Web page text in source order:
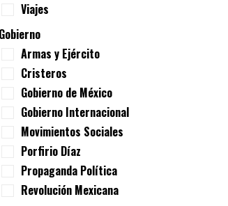
Viajes
Gobierno
Armas y Ejército
Cristeros
Gobierno de México
Gobierno Internacional
Movimientos Sociales
Porfirio Díaz
Propaganda Política
Revolución Mexicana